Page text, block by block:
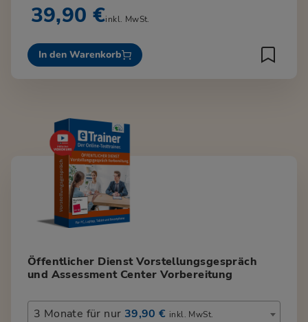
39,90 €inkl. MwSt.
In den Warenkorb
Öffentlicher Dienst Vorstellungsgespräch
und Assessment Center Vorbereitung
3 Monate für nur 39,90 € inkl. MwSt.